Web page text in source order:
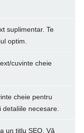
suplimentar. Te
optim.
cuvinte cheie
cheie pentru
necesare.
un titlu SEO. Vă